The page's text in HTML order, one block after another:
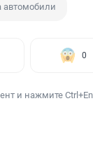
автомобили
0
и нажмите